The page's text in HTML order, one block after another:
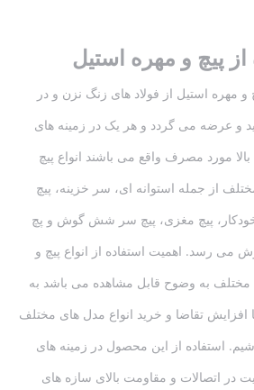
پیچ و مهره استیل
مهره استیل از فولاد های زنگ نزن و در
های 304 و 316 تولید و عرضه می گردد و هر یک در زمینه های
مورد مصرف واقع می باشند انواع پیچ
از جمله استوانه ای، سر خزینه، پیچ
خودکار، پیچ مغزی، پیچ سر شش گوش و پچ
می رسد. اهمیت استفاده از انواع پیچ و
مختلف به وضوح قابل مشاهده می باشد به
افزایش تقاضا و خرید انواع مدل های مختلف
استفاده از این محصول در زمینه های
در اتصالات و مقاومت بالای سازه های